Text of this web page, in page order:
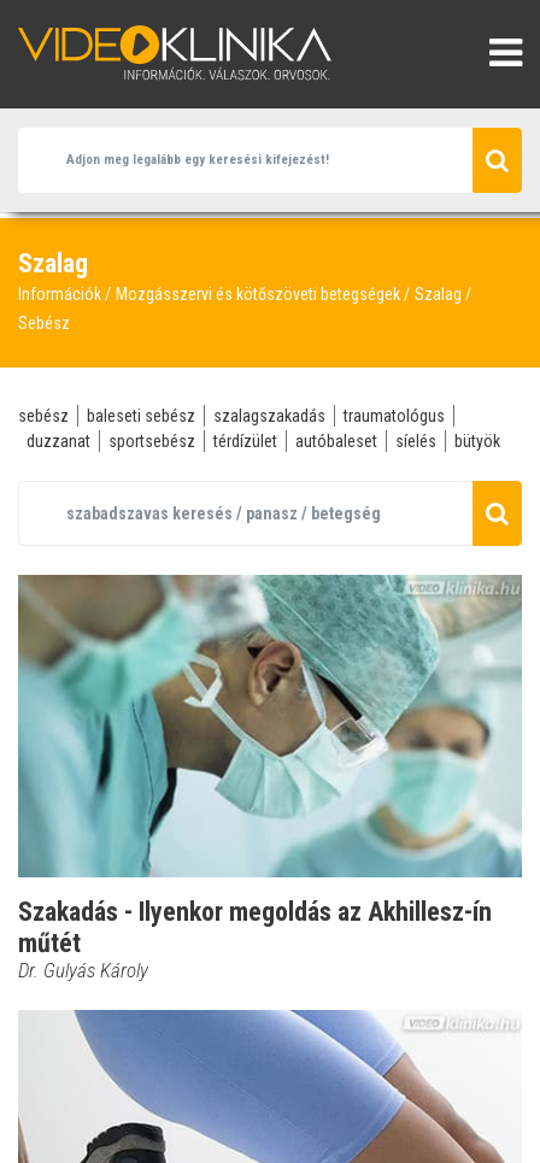
Szalag
Információk Mozgásszervi és kötőszöveti betegségek
Szalag
Sebész
sebész baleseti sebész szalagszakadás
traumatológus
duzzanat
sportsebész térdízület autóbaleset síelés bütyök
Szakadás - Ilyenkor megoldás az Akhillesz-ín
műtét
Dr. Gulyás Károly